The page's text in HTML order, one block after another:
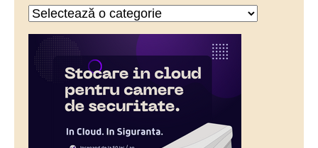
Categorii